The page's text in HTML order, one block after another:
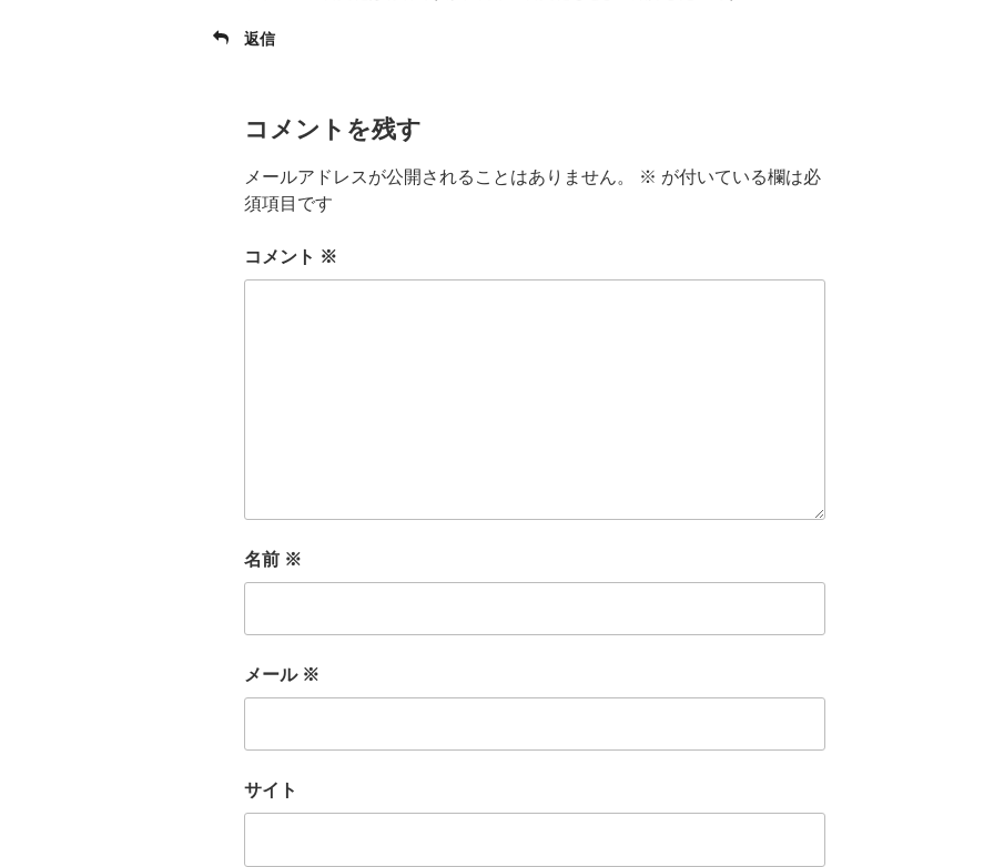
返信
コメントを残す
メールアドレスが公開されることはありません。 ※ が付いている欄は必
須項目です
コメント ※
名前 ※
メール ※
サイト